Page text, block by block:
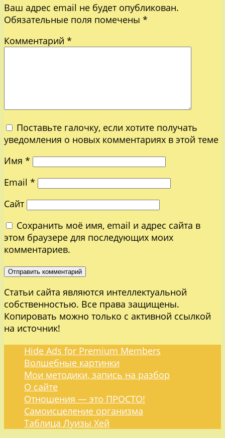
Ваш адрес email не будет опубликован.
Обязательные поля помечены *
Комментарий *
Поставьте галочку, если хотите получать
уведомления о новых комментариях в этой теме
Имя *
Email *
Сайт
Сохранить моё имя, email и адрес сайта в
этом браузере для последующих моих
комментариев.
Статьи сайта являются интеллектуальной
собственностью. Все права защищены.
Копировать можно только с активной ссылкой
на источник!
Hide Ads for Premium Members
Волшебные картинки
Мои методики, запись на разбор
О сайте
Отношения — это ПРОСТО!
Самоисцеление организма
Таблица Луизы Хей